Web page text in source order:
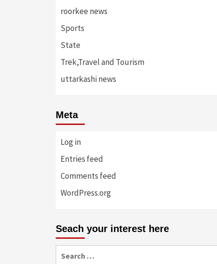
roorkee news
Sports
State
Trek,Travel and Tourism
uttarkashi news
Meta
Log in
Entries feed
Comments feed
WordPress.org
Seach your interest here
for: